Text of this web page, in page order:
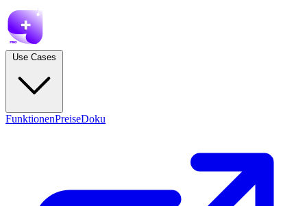
FunktionenPreiseDoku